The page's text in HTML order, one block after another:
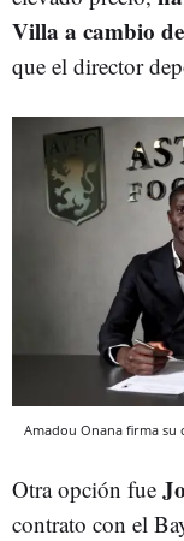
Villa a cambio
que el director
Amadou Onana firma
Otra opción fue
contrato con el